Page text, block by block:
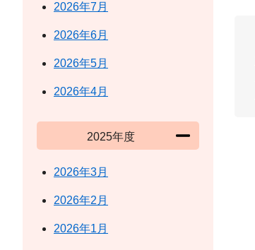
2026年7月
2026年6月
2026年5月
2026年4月
2025年度
2026年3月
2026年2月
2026年1月